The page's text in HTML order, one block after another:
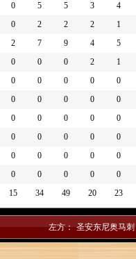
0 5 5 3 4
0 2 2 2 1
2 7 9 4 5
0 0 0 2 1
0 0 0 0 0
0 0 0 0 0
0 0 0 0 0
0 0 0 0 0
0 0 0 0 0
0 0 0 0 0
15 34 49 20 23
左方： 圣安东尼奥马刺